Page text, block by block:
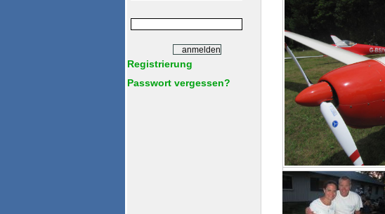
Registrierung
Passwort vergessen?